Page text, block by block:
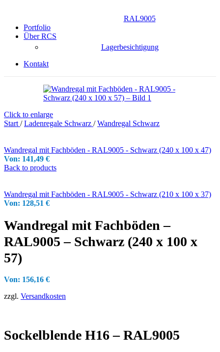
RAL9005
Portfolio
Über RCS
Lagerbesichtigung
Kontakt
Click to enlarge
Start / Ladenregale Schwarz / Wandregal Schwarz
Wandregal mit Fachböden - RAL9005 - Schwarz (240 x 100 x 47)
Von: 141,49 €
Back to products
Wandregal mit Fachböden - RAL9005 - Schwarz (210 x 100 x 37)
Von: 128,51 €
Wandregal mit Fachböden –
RAL9005 – Schwarz (240 x 100 x
57)
Von: 156,16 €
zzgl. Versandkosten
Sockelblende H16 – RAL9005